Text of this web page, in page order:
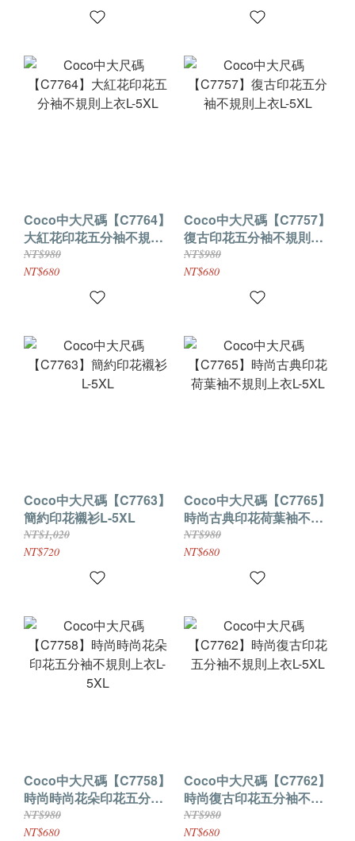
Coco中大尺碼【C7764】
大紅花印花五分袖不規則
上衣L-5XL
NT$980
NT$680
Coco中大尺碼【C7757】
復古印花五分袖不規則上
衣L-5XL
NT$980
NT$680
Coco中大尺碼【C7763】
簡約印花襯衫L-5XL
NT$1,020
NT$720
Coco中大尺碼【C7765】
時尚古典印花荷葉袖不規
則上衣L-5XL
NT$980
NT$680
Coco中大尺碼【C7758】
時尚時尚花朵印花五分袖
不規則上衣L-5XL
NT$980
NT$680
Coco中大尺碼【C7762】
時尚復古印花五分袖不規
則上衣L-5XL
NT$980
NT$680